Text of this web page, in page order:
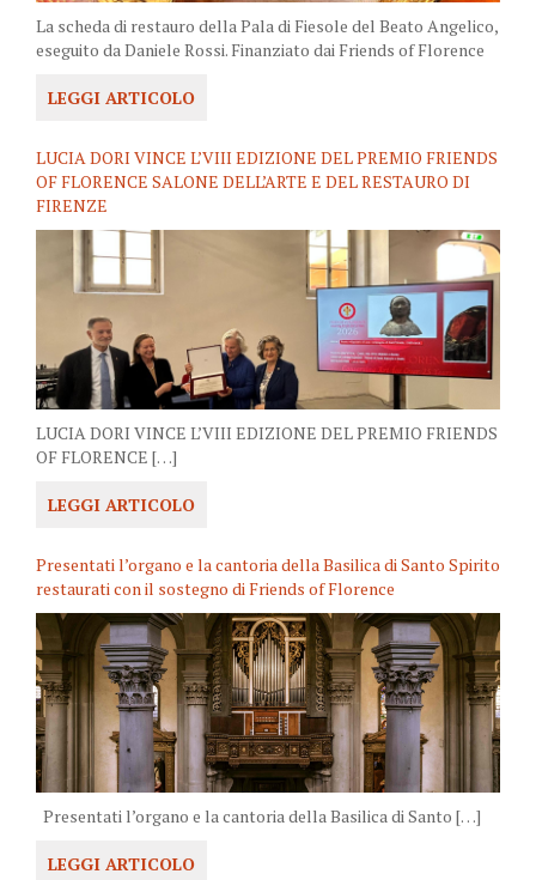
La scheda di restauro della Pala di Fiesole del Beato Angelico,
eseguito da Daniele Rossi. Finanziato dai Friends of Florence
LEGGI ARTICOLO
LUCIA DORI VINCE L’VIII EDIZIONE DEL PREMIO FRIENDS
OF FLORENCE SALONE DELL’ARTE E DEL RESTAURO DI
FIRENZE
LUCIA DORI VINCE L’VIII EDIZIONE DEL PREMIO FRIENDS
OF FLORENCE […]
LEGGI ARTICOLO
Presentati l’organo e la cantoria della Basilica di Santo Spirito
restaurati con il sostegno di Friends of Florence
Presentati l’organo e la cantoria della Basilica di Santo […]
LEGGI ARTICOLO